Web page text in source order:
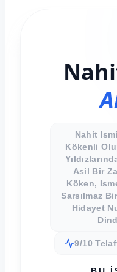
Nahit
Kökenli
Asil Bir
Köken,
Sarsılmaz
Hidayet
9/10